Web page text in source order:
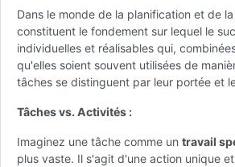
Dans le monde de la planification et de
constituent le fondement sur lequel le
individuelles et réalisables qui,
qu'elles soient souvent utilisées de
tâches se distinguent par leur portée et
Tâches vs. Activités :
Imaginez une tâche comme un travail
plus vaste. Il s'agit d'une action unique